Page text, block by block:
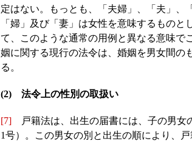
定はない。もっとも、「夫婦」、「夫」、
「婦」及び「妻」は女性を意味するもの
て、このような通常の用例と異なる意味で
姻に関する現行の法令は、婚姻を男女間の
る。
(2) 法令上の性別の取扱い
[7] 戸籍法は、出生の届書には、子の男女
1号）。この男女の別と出生の順により、